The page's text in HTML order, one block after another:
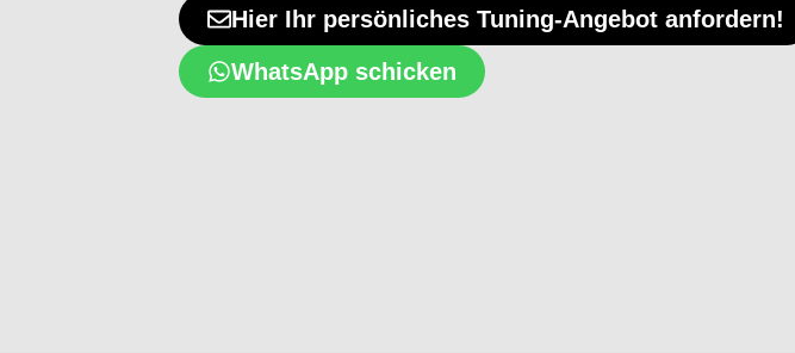
Hier Ihr persönliches Tuning-Angebot anfordern!
WhatsApp schicken